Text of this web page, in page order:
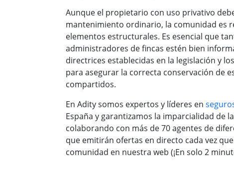
Aunque el propietario con uso privativo
mantenimiento ordinario, la comunidad es
elementos estructurales. Es esencial que
administradores de fincas estén bien
directrices establecidas en la legislación y
para asegurar la correcta conservación de
compartidos.
En Adity somos expertos y líderes en
España y garantizamos la imparcialidad de
colaborando con más de 70 agentes de
que emitirán ofertas en directo cada vez
comunidad en nuestra web (¡En solo 2